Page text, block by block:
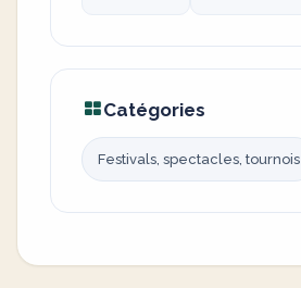
Catégories
Festivals, spectacles, tournois